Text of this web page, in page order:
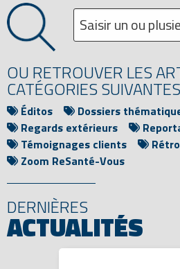
OU RETROUVER LES
CATÉGORIES
Éditos
Dossiers
Regards extérieurs
Témoignages clients
Zoom ReSanté-Vous
DERNIÈRES
ACTUALITÉS